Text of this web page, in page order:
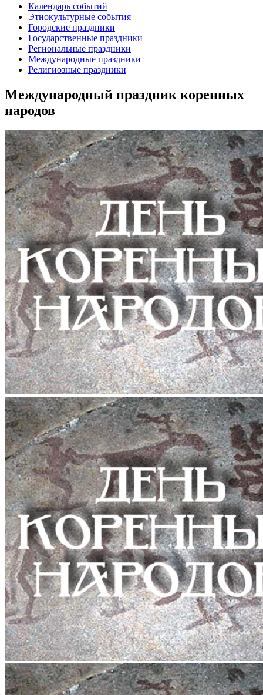
Календарь событий
Этнокультурные события
Городские праздники
Государственные праздники
Региональные праздники
Международные праздники
Религиозные праздники
Международный праздник коренных
народов